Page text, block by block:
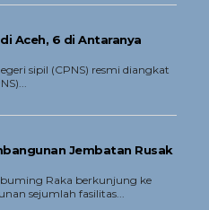
Aceh, 6 di Antaranya
sipil (CPNS) resmi diangkat
Jembatan Rusak
Raka berkunjung ke
sejumlah fasilitas...